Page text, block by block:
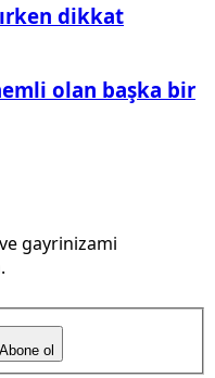
dikkat
olan başka bir
gayrinizami
Abone ol